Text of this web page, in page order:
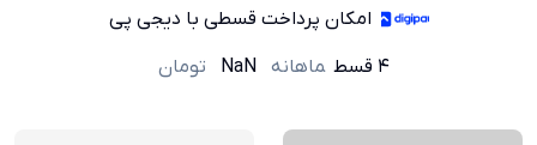
امکان پرداخت قسطی با دیجی پی
۴ قسط
ماهانه NaN تومان